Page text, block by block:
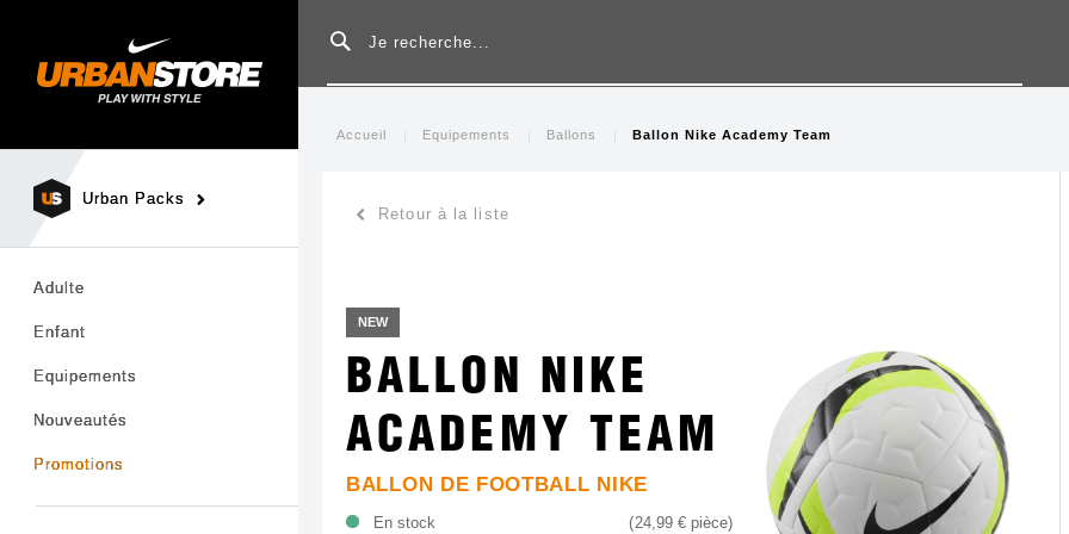
Urban Packs
Adulte
Enfant
Equipements
Nouveautés
Promotions
Rechercher
Accueil Equipements Ballons Ballon Nike Academy Team
Retour à la liste
NEW
BALLON NIKE
ACADEMY TEAM
BALLON DE FOOTBALL NIKE
En stock 24,99 € pièce
images
gallery